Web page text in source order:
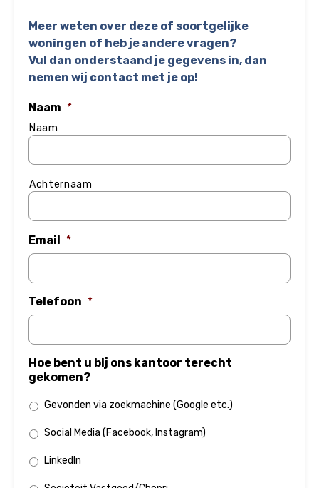
Meer weten over deze of soortgelijke
woningen of heb je andere vragen?
Vul dan onderstaand je gegevens in, dan
nemen wij contact met je op!
Naam *
Naam
Achternaam
Email *
Telefoon *
Hoe bent u bij ons kantoor terecht
gekomen?
Gevonden via zoekmachine (Google etc.)
Social Media (Facebook, Instagram)
LinkedIn